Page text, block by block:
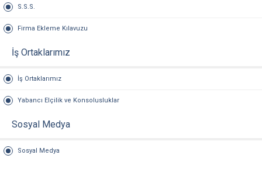
S.S.S.
Firma Ekleme Kılavuzu
İş Ortaklarımız
İş Ortaklarımız
Yabancı Elçilik ve Konsolusluklar
Sosyal Medya
Sosyal Medya